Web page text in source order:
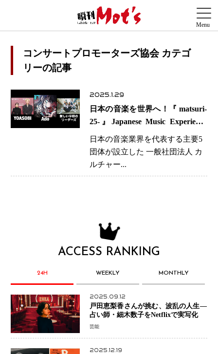
コンサートプロモーターズ協会 カテゴ
リーの記事
2025.1.29
日本の音楽を世界へ！『 matsuri-
25-』Japanese Music Experience
LOS ANGELES開催決定
日本の音楽業界を代表する主要5
団体が設立した 一般社団法人 カ
ルチャー...
ACCESS RANKING
24H WEEKLY MONTHLY
2025.09.12
戸田恵梨香さんが挑む、波乱の人生―
占い師・細木数子をNetflixで実写化
芸能
2025.12.19